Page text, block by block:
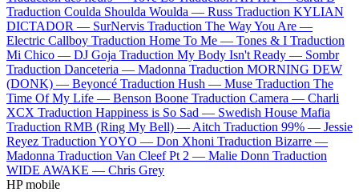
Traduction Coulda Shoulda Woulda — Russ Traduction KYLIAN
DICTADOR — SurNervis Traduction The Way You Are —
Electric Callboy Traduction Home To Me — Tones & I Traduction
Mi Chico — DJ Goja Traduction My Body Isn't Ready — Sombr
Traduction Danceteria — Madonna Traduction MORNING DEW
(DONK) — Beyoncé Traduction Hush — Muse Traduction The
Time Of My Life — Benson Boone Traduction Camera — Charli
XCX Traduction Happiness is So Sad — Swedish House Mafia
Traduction RMB (Ring My Bell) — Aitch Traduction 99% — Jessie
Reyez Traduction YOYO — Don Xhoni Traduction Bizarre —
Madonna Traduction Van Cleef Pt 2 — Malie Donn Traduction
WIDE AWAKE — Chris Grey
HP mobile